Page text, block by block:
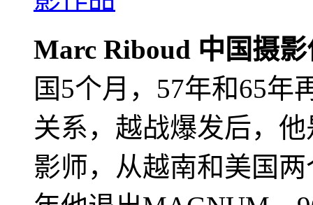
Marc Riboud 中国摄
国5个月，57年和65年
关系，越战爆发后，
影师，从越南和美国